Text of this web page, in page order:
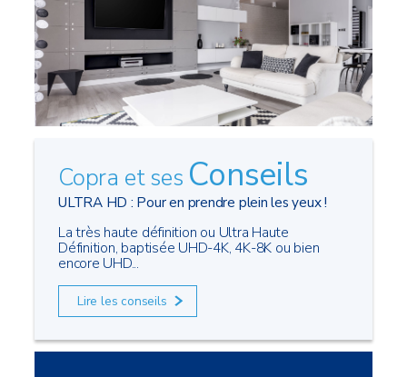
Copra et ses Conseils
ULTRA HD : Pour en prendre plein les yeux !
La très haute définition ou Ultra Haute
Définition, baptisée UHD-4K, 4K-8K ou bien
encore UHD...
Lire les conseils